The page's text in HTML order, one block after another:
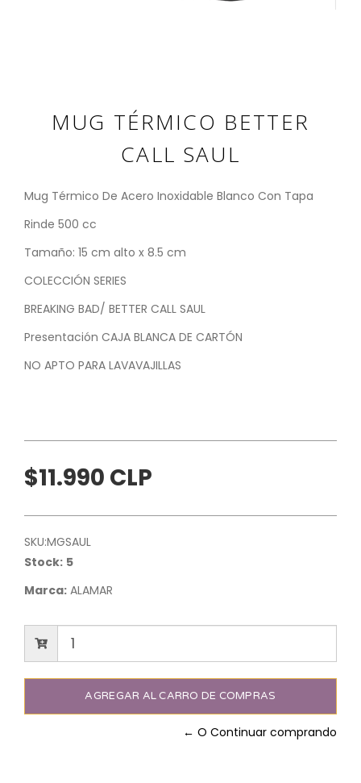
MUG TÉRMICO BETTER
CALL SAUL
Mug Térmico De Acero Inoxidable Blanco Con Tapa
Rinde 500 cc
Tamaño: 15 cm alto x 8.5 cm
COLECCIÓN SERIES
BREAKING BAD/ BETTER CALL SAUL
Presentación CAJA BLANCA DE CARTÓN
NO APTO PARA LAVAVAJILLAS
$11.990 CLP
SKU:MGSAUL
Stock: 5
Marca: ALAMAR
← O Continuar comprando